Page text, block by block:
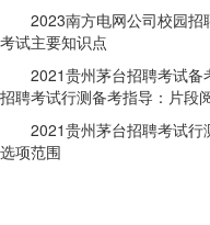
2023南方电网公司校园招
考试主要知识点
2021贵州茅台招聘考试备
招聘考试行测备考指导：片段
2021贵州茅台招聘考试行
选项范围